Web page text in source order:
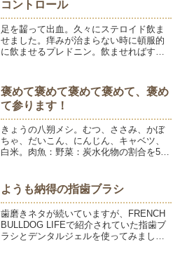
でもあり、おさんぽ友達のお...
コントロール
足を齧って出血。久々にステロイド飲ま
せました。痒みが治まらない時に頓服的
に飲ませるプレドニン。飲ませればすぐ
4錠。3ヶ月間に10回お世話になったとい
うこと。早く夏が過...
褒めて褒めて褒めて褒めて、褒め
て参ります！
きょうの八朔メシ。むつ、ささみ、かぼ
ちゃ、だいこん、にんじん、キャベツ、
白米。肉魚：野菜：炭水化物の割合を5：
こいっぱいして、膀胱内をきれいに洗い
流す作戦決行中です。...
ようも納得の指歯ブラシ
歯磨きネタが続いていますが、FRENCH
BULLDOG LIFEで紹介されていた指歯ブ
ラシとデンタルジェルを使ってみまし